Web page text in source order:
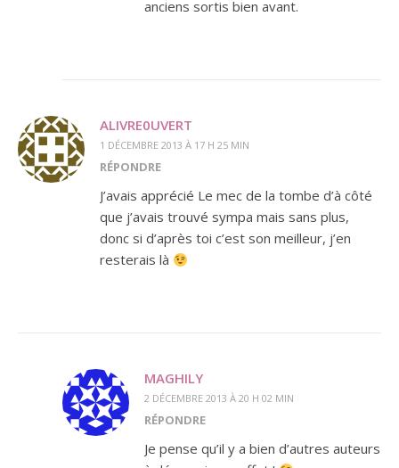
anciens sortis bien avant.
ALIVRE0UVERT
1 DÉCEMBRE 2013 À 17 H 25 MIN
RÉPONDRE
J’avais apprécié Le mec de la tombe d’à côté
que j’avais trouvé sympa mais sans plus,
donc si d’après toi c’est son meilleur, j’en
resterais là
MAGHILY
2 DÉCEMBRE 2013 À 20 H 02 MIN
RÉPONDRE
Je pense qu’il y a bien d’autres auteurs